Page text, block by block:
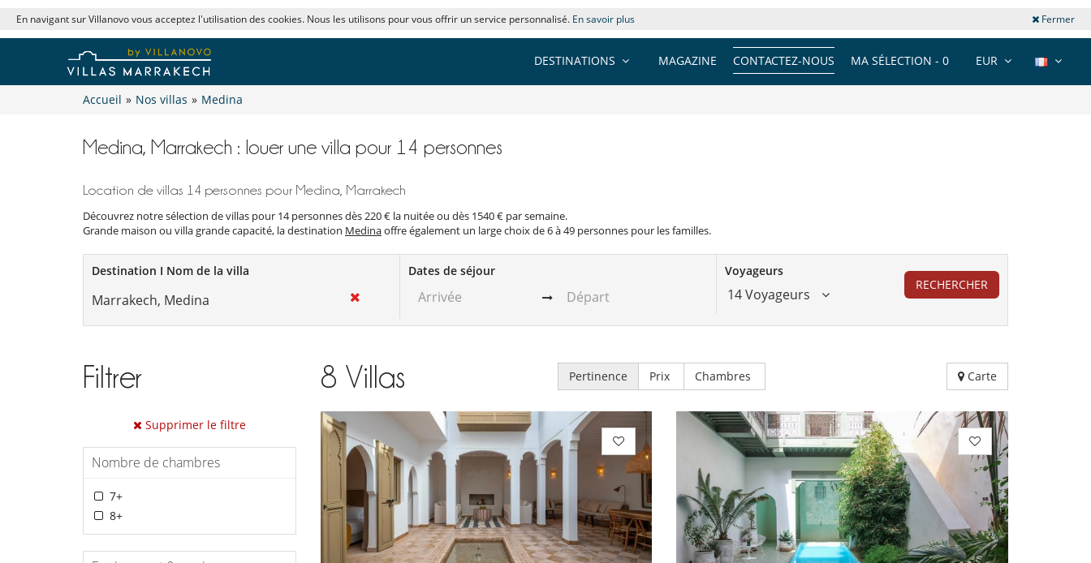
En navigant sur Villanovo vous acceptez l'utilisation des cookies. Nous les utilisons pour vous offrir un service personnalisé. En savoir plus Fermer
EUR
MA SÉLECTION - 0
CONTACTEZ-NOUS
MAGAZINE
DESTINATIONS
Accueil » Nos villas » Medina
Medina, Marrakech : louer une villa pour 14 personnes
Location de villas 14 personnes pour Medina, Marrakech
Découvrez notre sélection de villas pour 14 personnes dès 220 € la nuitée ou dès 1540 € par semaine.
Grande maison ou villa grande capacité, la destination Medinaoffre également un large choix de 6 à 49 personnes pour les familles.
Destination I Nom de la villa Dates de séjour Voyageurs
14 Voyageurs
RECHERCHER
Filtrer
Supprimer le filtre
Nombre de chambres
7+
8+
8 Villas Pertinence Prix Chambres Carte